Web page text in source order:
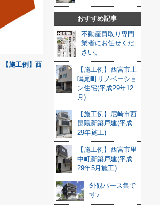
【施工例】西
おすすめ記事
不動産買取り専門
業者にお任せくだ
さい。
【施工例】西宮市上
鳴尾町リノベーショ
ン住宅(平成29年12
月)
【施工例】尼崎市西
昆陽新築戸建(平成
29年施工)
【施工例】西宮市里
中町新築戸建(平成
29年5月施工)
外観パース集で
す♪